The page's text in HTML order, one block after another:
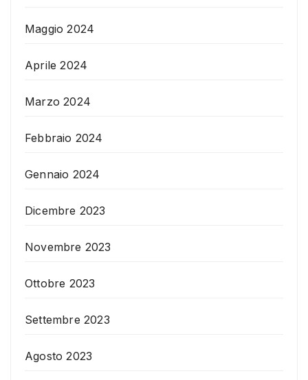
Maggio 2024
Aprile 2024
Marzo 2024
Febbraio 2024
Gennaio 2024
Dicembre 2023
Novembre 2023
Ottobre 2023
Settembre 2023
Agosto 2023